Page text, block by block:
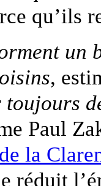
qu’ils
un
,
Paul
la
réduit